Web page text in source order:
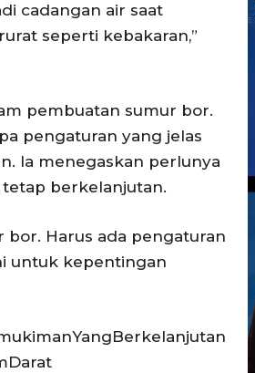
cadangan air saat
seperti kebakaran,”
pembuatan sumur bor.
pengaturan yang jelas
Ia menegaskan perlunya
berkelanjutan.
Harus ada pengaturan
untuk kepentingan